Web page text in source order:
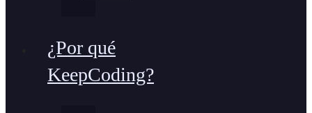
¿Por qué
KeepCoding?